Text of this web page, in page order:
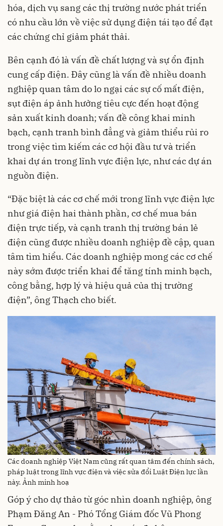
hóa, dịch vụ sang các thị trường nước phát triển
có nhu cầu lớn về việc sử dụng điện tái tạo để đạt
các chứng chỉ giảm phát thải.
Bên cạnh đó là vấn đề chất lượng và sự ổn định
cung cấp điện. Đây cũng là vấn đề nhiều doanh
nghiệp quan tâm do lo ngại các sự cố mất điện,
sụt điện áp ảnh hưởng tiêu cực đến hoạt động
sản xuất kinh doanh; vấn đề công khai minh
bạch, cạnh tranh bình đẳng và giảm thiểu rủi ro
trong việc tìm kiếm các cơ hội đầu tư và triển
khai dự án trong lĩnh vực điện lực, như các dự án
nguồn điện.
“Đặc biệt là các cơ chế mới trong lĩnh vực điện lực
như giá điện hai thành phần, cơ chế mua bán
điện trực tiếp, và cạnh tranh thị trường bán lẻ
điện cũng được nhiều doanh nghiệp đề cập, quan
tâm tìm hiểu. Các doanh nghiệp mong các cơ chế
này sớm được triển khai để tăng tính minh bạch,
công bằng, hợp lý và hiệu quả của thị trường
điện”, ông Thạch cho biết.
Các doanh nghiệp Việt Nam cũng rất quan tâm đến chính sách,
pháp luật trong lĩnh vực điện và việc sửa đổi Luật Điện lực lần
này. Ảnh minh hoạ
Góp ý cho dự thảo từ góc nhìn doanh nghiệp, ông
Phạm Đăng An - Phó Tổng Giám đốc Vũ Phong